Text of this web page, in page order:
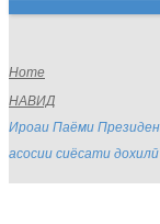
Home
НАВИД
Ироаи Паёми
асосии сиёсати